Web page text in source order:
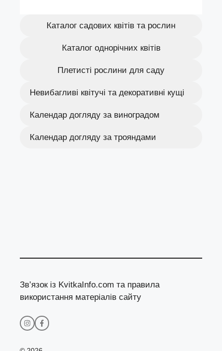
Каталог садових квітів та рослин
Каталог однорічних квітів
Плетисті рослини для саду
Невибагливі квітучі та декоративні кущі
Календар догляду за виноградом
Календар догляду за трояндами
Зв’язок із KvitkaInfo.com та правила
використання матеріалів сайту